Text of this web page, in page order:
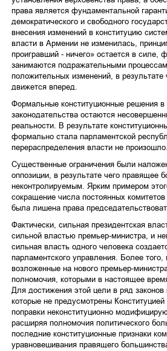
права является фундаментальной
демократического и свободного
внесения изменений в конституцию
власти в Армении не изменилась,
проигравший - ничего» остается в силе,
занимаются подражательными
положительных изменений, в результате
движется вперед.
Формальные конституционные решения в
законодательства остаются
реальности. В результате
формально стала парламентской
перераспределения власти не произошло.
Существенные ограничения были
оппозиции, в результате чего правящее
неконтролируемым. Ярким примером
сокращение числа постоянных
была лишена права
Фактически, сильная президентская
сильной властью премьер-министра, и
сильная власть одного человека
парламентского управления. Более
возложенные на нового премьер-
полномочия, которыми в настоящее
Для достижения этой цели в ряд
которые не предусмотрены
поправки неконституционно
расширяя полномочия политического
последние конституционные признаки
уравновешивания правящего